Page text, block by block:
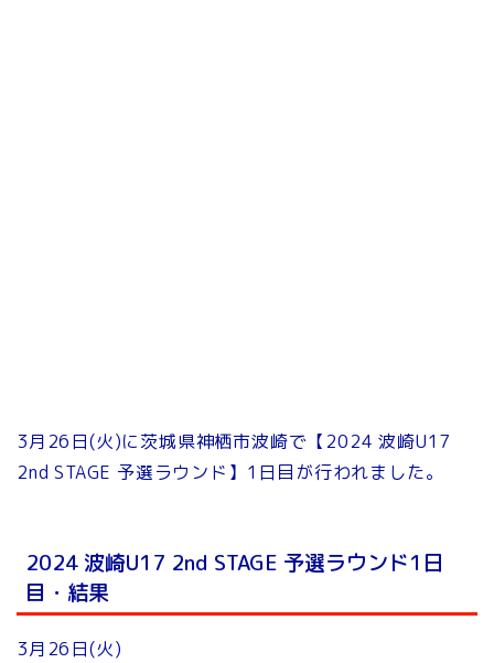
3月26日(火)に茨城県神栖市波崎で【2024 波崎U17
2nd STAGE 予選ラウンド】1日目が行われました。
2024 波崎U17 2nd STAGE 予選ラウンド1日
目・結果
3月26日(火)